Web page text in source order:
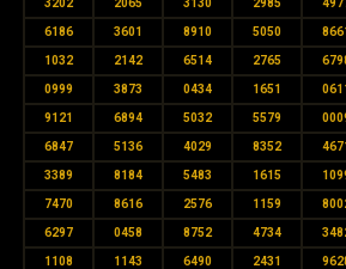
3202 2065 3130 2985
6186 3601 8910 5050
1032 2142 6514 2765
0999 3873 0434 1651
9121 6894 5032 5579
6847 5136 4029 8352
3389 8184 5483 1615
7470 8616 2576 1159
6297 0458 8752 4734
1108 1143 6490 2431